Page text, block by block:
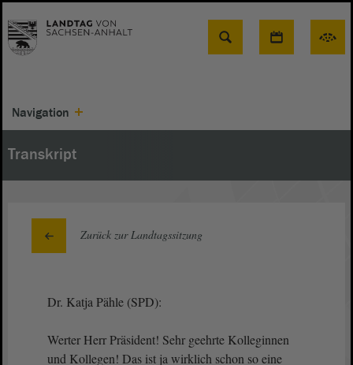
Suche
Navigation
Transkript
Zurück zur Landtagssitzung
Dr. Katja Pähle (SPD):
Werter Herr Präsident! Sehr geehrte Kolleginnen
und Kollegen! Das ist ja wirklich schon so eine